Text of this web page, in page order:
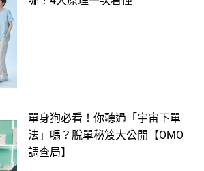
單身狗必看！你聽過「宇宙下單
法」嗎？脫單秘笈大公開【OMO
調查局】